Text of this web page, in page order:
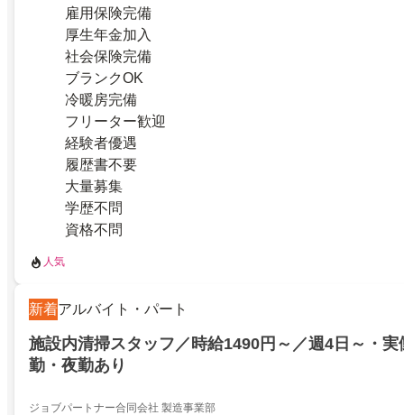
雇用保険完備
厚生年金加入
社会保険完備
ブランクOK
冷暖房完備
フリーター歓迎
経験者優遇
履歴書不要
大量募集
学歴不問
資格不問
人気
新着アルバイト・パート
施設内清掃スタッフ／時給1490円～／週4日～・実
勤・夜勤あり
ジョブパートナー合同会社 製造事業部